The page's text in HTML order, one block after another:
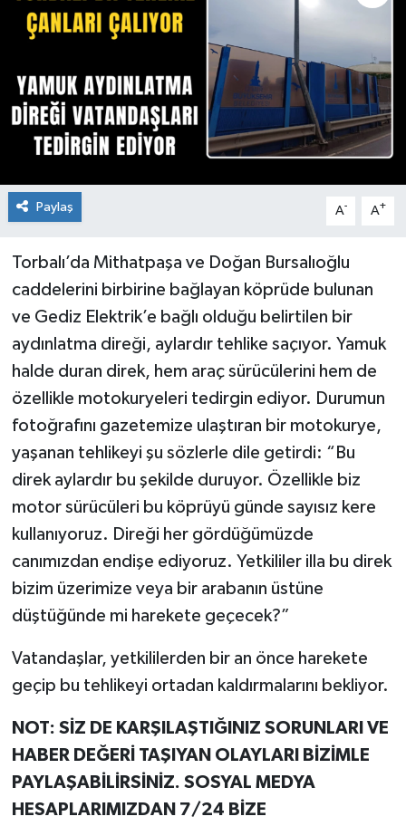
Paylaş A- A+
Torbalı’da Mithatpaşa ve Doğan Bursalıoğlu
caddelerini birbirine bağlayan köprüde bulunan
ve Gediz Elektrik’e bağlı olduğu belirtilen bir
aydınlatma direği, aylardır tehlike saçıyor. Yamuk
halde duran direk, hem araç sürücülerini hem de
özellikle motokuryeleri tedirgin ediyor. Durumun
fotoğrafını gazetemize ulaştıran bir motokurye,
yaşanan tehlikeyi şu sözlerle dile getirdi: “Bu
direk aylardır bu şekilde duruyor. Özellikle biz
motor sürücüleri bu köprüyü günde sayısız kere
kullanıyoruz. Direği her gördüğümüzde
canımızdan endişe ediyoruz. Yetkililer illa bu direk
bizim üzerimize veya bir arabanın üstüne
düştüğünde mi harekete geçecek?”
Vatandaşlar, yetkililerden bir an önce harekete
geçip bu tehlikeyi ortadan kaldırmalarını bekliyor.
NOT: SİZ DE KARŞILAŞTIĞINIZ SORUNLARI VE
HABER DEĞERİ TAŞIYAN OLAYLARI BİZİMLE
PAYLAŞABİLİRSİNİZ. SOSYAL MEDYA
HESAPLARIMIZDAN 7/24 BİZE